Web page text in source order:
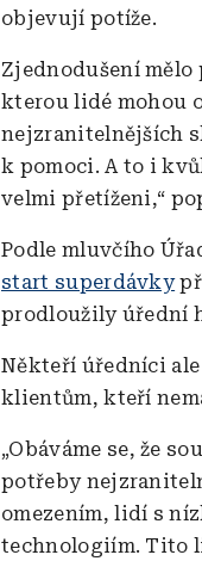
objevují potíže.
Zjednodušení
kterou lidé mohou
nejzranitelnějších
k pomoci. A to i
velmi přetíženi,“
Podle mluvčího
start superdávky
prodloužily úřední
Někteří úředníci
klientům, kteří
„Obáváme se, že
potřeby
omezením, lidí s
technologiím. Tito